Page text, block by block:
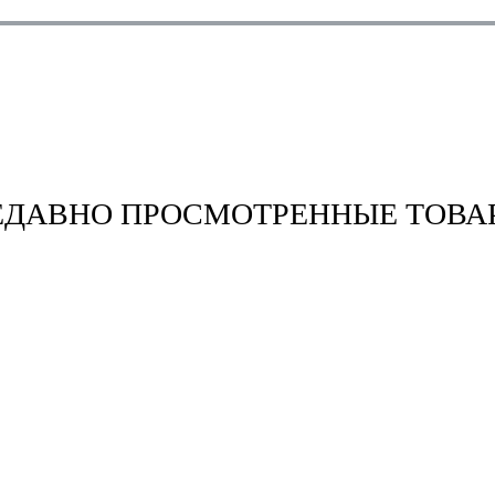
ПРОСМОТРЕННЫЕ